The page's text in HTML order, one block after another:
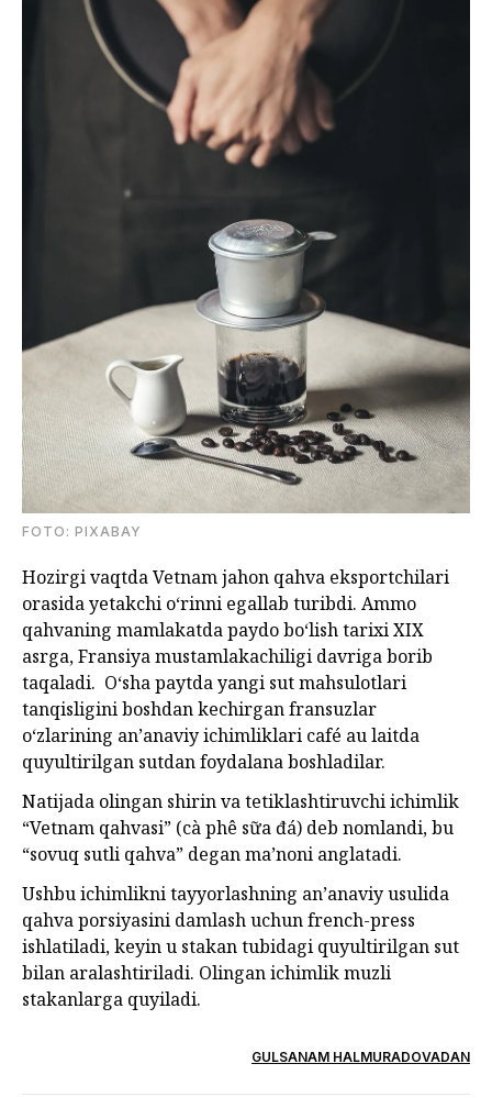
FOTO: PIXABAY
Hozirgi vaqtda Vetnam jahon qahva eksportchilari
orasida yetakchi o‘rinni egallab turibdi. Ammo
qahvaning mamlakatda paydo bo‘lish tarixi XIX
asrga, Fransiya mustamlakachiligi davriga borib
taqaladi. O‘sha paytda yangi sut mahsulotlari
tanqisligini boshdan kechirgan fransuzlar
o‘zlarining an’anaviy ichimliklari café au laitda
quyultirilgan sutdan foydalana boshladilar.
Natijada olingan shirin va tetiklashtiruvchi ichimlik
“Vetnam qahvasi” (cà phê sữa đá) deb nomlandi, bu
“sovuq sutli qahva” degan ma’noni anglatadi.
Ushbu ichimlikni tayyorlashning an’anaviy usulida
qahva porsiyasini damlash uchun french-press
ishlatiladi, keyin u stakan tubidagi quyultirilgan sut
bilan aralashtiriladi. Olingan ichimlik muzli
stakanlarga quyiladi.
GULSANAM HALMURADOVADAN